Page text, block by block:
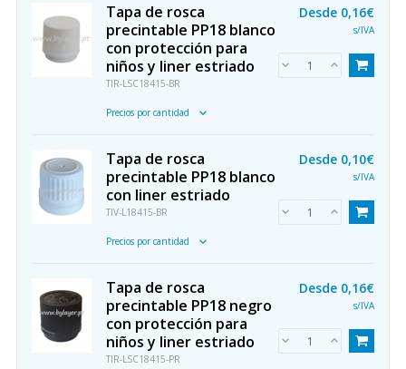
Tapa de rosca
precintable PP18 blanco
con protección para
niños y liner estriado
TIR-LSC18415-BR
Precios por cantidad
Desde 0,16€
s/IVA
Tapa de rosca
precintable PP18 blanco
con liner estriado
TIV-L18415-BR
Precios por cantidad
Desde 0,10€
s/IVA
Tapa de rosca
precintable PP18 negro
con protección para
niños y liner estriado
TIR-LSC18415-PR
Desde 0,16€
s/IVA